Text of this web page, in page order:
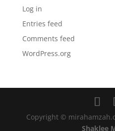
Log in
Entries feed
Comments feed
WordPress.org
Copyright ©
Shaklee